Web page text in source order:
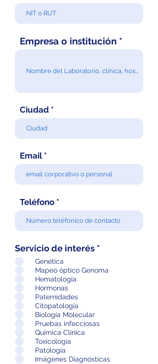
Empresa o institución
Ciudad
Email
Teléfono
Servicio de interés *
Genética
Mapeo óptico Genoma
Hematología
Hormonas
Paternidades
Citopatología
Biología Molecular
Pruebas infecciosas
Química Clínica
Toxicología
Patología
Imágenes Diagnósticas